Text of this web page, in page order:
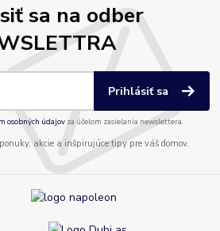
sa na odber
Prihlásiť sa
osobných údajov za účelom zasielania newslettera.
akcie a inšpirujúce tipy pre váš domov.